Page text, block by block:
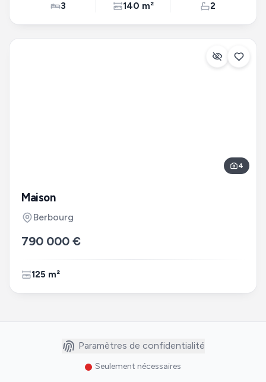
3 140 m² 2
4
Maison
Berbourg
790 000 €
125 m²
Paramètres de confidentialité
Seulement nécessaires